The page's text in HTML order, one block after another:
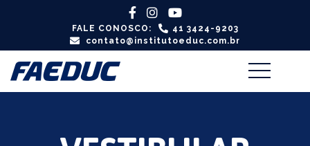
FALE CONOSCO:
41 3424-9203
contato@institutoeduc.com.br